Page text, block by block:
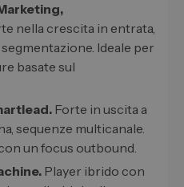
nella crescita in entrata,
Ideale per
basate sul
Forte in uscita a
sequenze multicanale.
un focus outbound.
Player ibrido con